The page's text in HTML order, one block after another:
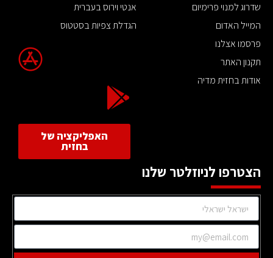
שדרוג למנוי פרימיום
המייל האדום
פרסמו אצלנו
תקנון האתר
אודות בחזית מדיה
אנטי וירוס בעברית
הגדלת צפיות בסטטוס
האפליקציה של
בחזית
הצטרפו לניוזלטר שלנו